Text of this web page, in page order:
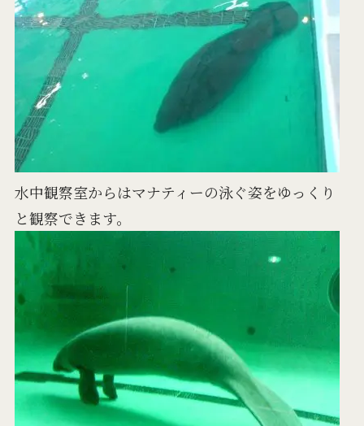
水中観察室からはマナティーの泳ぐ姿をゆっくり
と観察できます。